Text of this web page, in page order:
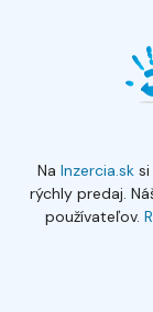
Na Inzercia.sksi
rýchly predaj.
používateľov.